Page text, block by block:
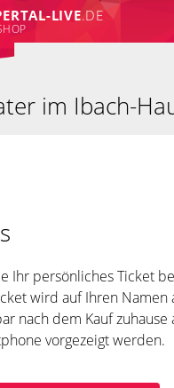
LIVE.DE
im Ibach-
Ihr persönliches Ticket
wird auf Ihren Namen
nach dem Kauf
vorgezeigt werden.